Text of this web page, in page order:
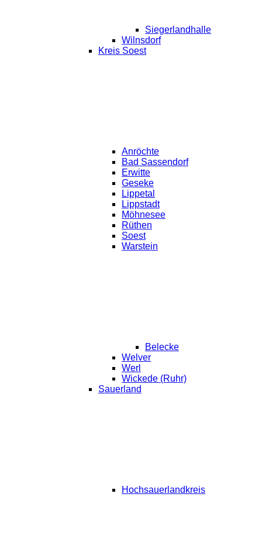
Siegerlandhalle
Wilnsdorf
Kreis Soest
Anröchte
Bad Sassendorf
Erwitte
Geseke
Lippetal
Lippstadt
Möhnesee
Rüthen
Soest
Warstein
Belecke
Welver
Werl
Wickede (Ruhr)
Sauerland
Hochsauerlandkreis